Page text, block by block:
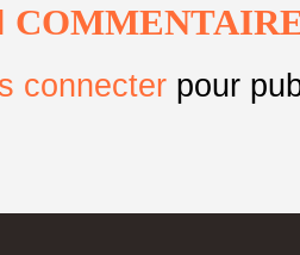
connecter pour